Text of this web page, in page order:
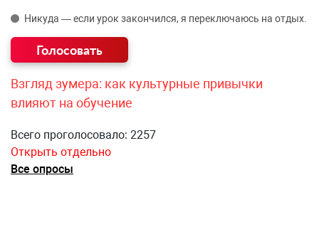
Никуда — если урок закончился, я переключаюсь на отдых.
Взгляд зумера: как культурные привычки
влияют на обучение
Всего проголосовало: 2257
Открыть отдельно
Все опросы